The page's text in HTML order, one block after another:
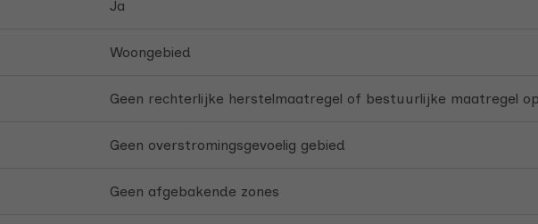
Ja
Woongebied
Geen rechterlijke herstelmaatregel of bestuurlijke maatregel
Geen overstromingsgevoelig gebied
Geen afgebakende zones